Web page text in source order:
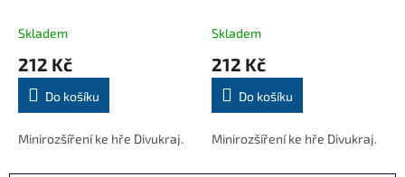
Skladem
212 Kč
Do košíku
Minirozšíření ke hře Divukraj.
Skladem
212 Kč
Do košíku
Minirozšíření ke hře Divukraj.